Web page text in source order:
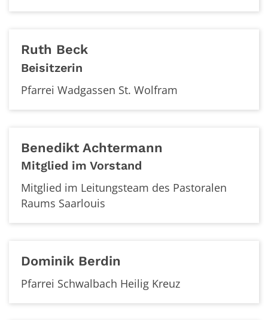
Ruth Beck
Beisitzerin
Pfarrei Wadgassen St. Wolfram
Benedikt Achtermann
Mitglied im Vorstand
Mitglied im Leitungsteam des Pastoralen
Raums Saarlouis
Dominik Berdin
Pfarrei Schwalbach Heilig Kreuz